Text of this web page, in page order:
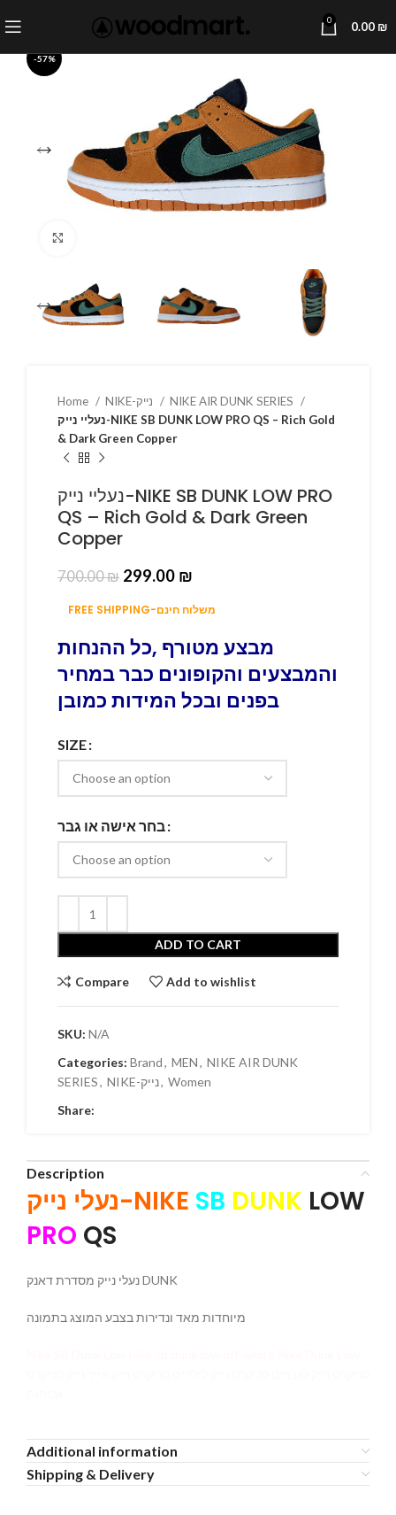
0 0.00 ₪
-57%
Home
NIKE AIR DUNK SERIES
נעליי נייק-NIKE SB DUNK LOW PRO QS – Rich Gold
& Dark Green Copper
נעליי נייק-NIKE SB DUNK LOW PRO
QS – Rich Gold & Dark Green
Copper
700.00₪ 299.00 ₪
FREE SHIPPING-משלוח חינם
מבצע מטורף ,כל ההנחות
והמבצעים והקופונים כבר במחיר
בפנים ובכל המידות כמובן
SIZE
בחר אישה או גבר
ADD TO CART
Compare Add to wishlist
SKU: N/A
Categories: Brand, MEN, NIKE AIR DUNK
SERIES, NIKE-נייק, Women
Share:
Description
נעלי נייק-NIKE SB DUNK LOW
PRO QS
נעלי נייק מסדרת דאנק DUNK
מיוחדות מאד ונדירות בצבע המוצג בתמונה
Additional information
Shipping & Delivery